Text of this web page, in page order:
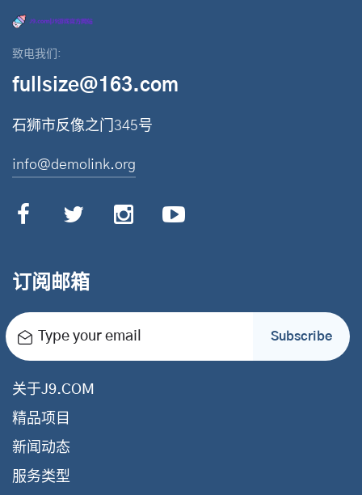
致电我们:
fullsize@163.com
石狮市反像之门345号
info@demolink.org
订阅邮箱
Type your email Subscribe
关于J9.COM
精品项目
新闻动态
服务类型